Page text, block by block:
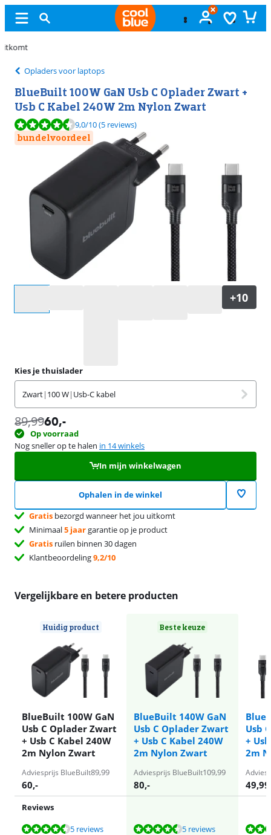
Opladers voor laptops
BlueBuilt 100W GaN Usb C Oplader Zwart +
Usb C Kabel 240W 2m Nylon Zwart
Beoordeling is 9,0 van de 10, gebaseerd op 5 reviews.
9,0/10(5 reviews)
bundelvoordeel
Kies je thuislader
Zwart| 100 W| Usb-C kabel
89,9960,-
Op voorraad
Nog sneller op te halen in 14 winkels
In mijn winkelwagen
Ophalen in de winkel
Gratis bezorgd wanneer het jou uitkomt
Minimaal5 jaargarantie op je product
Gratis ruilen binnen 30 dagen
Klantbeoordeling9,2/10
Vergelijkbare en betere producten
Huidig product
BlueBuilt 100W GaN
Usb C Oplader Zwart
+ Usb C Kabel 240W
2m Nylon Zwart
Beste keuze
BlueBuilt 140W GaN
Usb C Oplader Zwart
+ Usb C Kabel 240W
2m Nylon Zwart
Usb
+
2m
Adviesprijs BlueBuilt89,99
60,-
Adviesprijs BlueBuilt109,99
80,- 49,99
Reviews
Beoordeling is 9,0 van de 10, gebaseerd op 5 reviews.
5 reviews
Beoordeling is 9,0 van de 10, gebaseerd op 5 reviews.5 reviews
Beoordeling is 9,0 van de 10, gebaseerd op 5 reviews.